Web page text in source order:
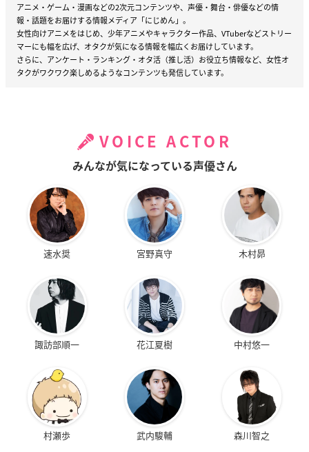
アニメ・ゲーム・漫画などの2次元コンテンツや、声優・舞台・俳優などの情
報・話題をお届けする情報メディア「にじめん」。
女性向けアニメをはじめ、少年アニメやキャラクター作品、VTuberなどストリー
マーにも幅を広げ、オタクが気になる情報を幅広くお届けしています。
さらに、アンケート・ランキング・オタ活（推し活）お役立ち情報など、女性オ
タクがワクワク楽しめるようなコンテンツも発信しています。
VOICE ACTOR
みんなが気になっている声優さん
速水奨 宮野真守 木村昴
諏訪部順一 花江夏樹 中村悠一
村瀬歩 武内駿輔 森川智之